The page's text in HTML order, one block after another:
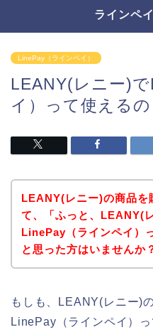
ラインペ
LinePay（ラインペイ）
LEANY(レニー)
イ）って使えるの
LEANY(レニー)の商品を
て、「ふっと、LEANY(
LinePay（ラインペイ）
と思った方はいませんか
もしも、LEANY(レニー)
LinePay（ラインペイ）